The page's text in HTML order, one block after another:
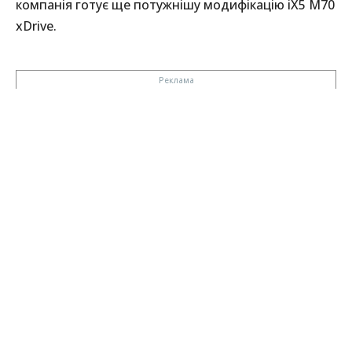
компанія готує ще потужнішу модифікацію iX5 M70
xDrive.